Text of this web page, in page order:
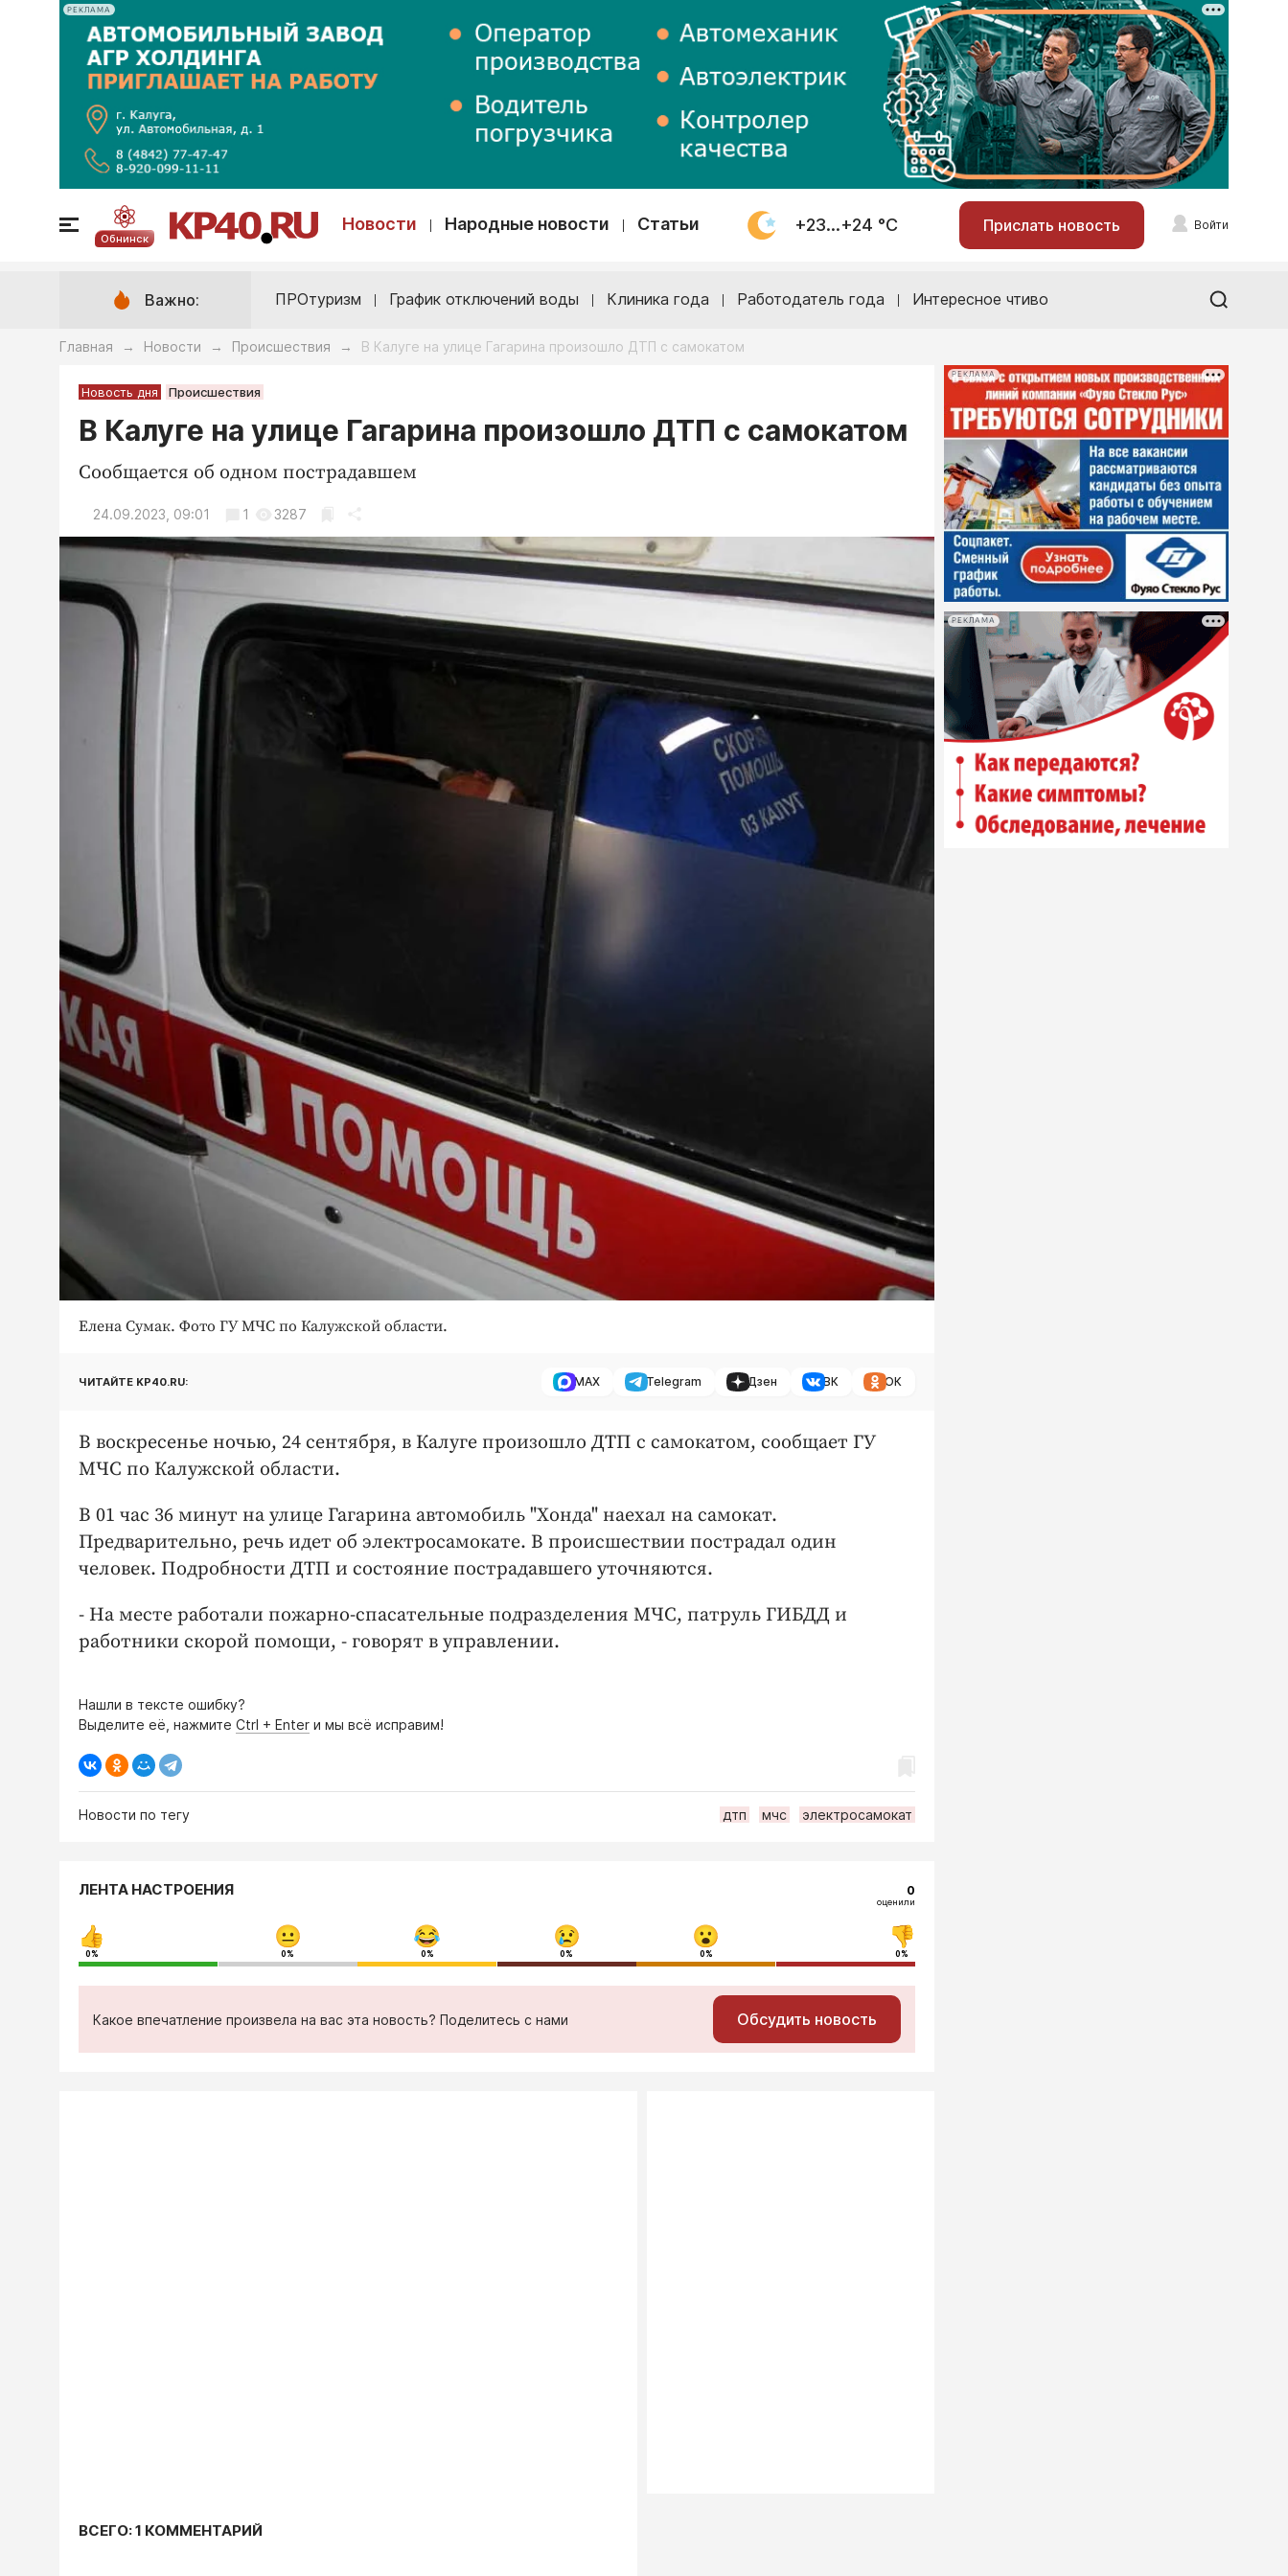
РЕКЛАМА
Обнинск
Новости Народные новости Статьи +23...+24 °С Прислать новость Войти
Важно: ПРОтуризм График отключений воды Клиника года Работодатель года Интересное чтиво
Главная → Новости → Происшествия → В Калуге на улице Гагарина произошло ДТП с самокатом
Новость дня Происшествия
В Калуге на улице Гагарина произошло ДТП с самокатом
Сообщается об одном пострадавшем
24.09.2023, 09:01 1 3287
Елена Сумак. Фото ГУ МЧС по Калужской области.
ЧИТАЙТЕ KP40.RU: MAX Telegram Дзен ВК ОК
В воскресенье ночью, 24 сентября, в Калуге произошло ДТП с самокатом, сообщает ГУ
МЧС по Калужской области.
В 01 час 36 минут на улице Гагарина автомобиль "Хонда" наехал на самокат.
Предварительно, речь идет об электросамокате. В происшествии пострадал один
человек. Подробности ДТП и состояние пострадавшего уточняются.
- На месте работали пожарно-спасательные подразделения МЧС, патруль ГИБДД и
работники скорой помощи, - говорят в управлении.
Нашли в тексте ошибку?
Выделите её, нажмите Ctrl + Enter и мы всё исправим!
Новости по тегу дтп мчс электросамокат
РЕКЛАМА
РЕКЛАМА
ЛЕНТА НАСТРОЕНИЯ 0
оценили
0% 0% 0% 0% 0% 0%
Какое впечатление произвела на вас эта новость? Поделитесь с нами Обсудить новость
ВСЕГО: 1 КОММЕНТАРИЙ